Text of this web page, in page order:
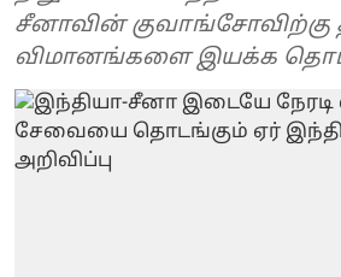
சீனாவின் குவாங்சோவிற்கு
விமானங்களை இயக்க